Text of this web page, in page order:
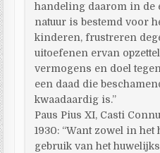
handeling daarom in de
natuur is bestemd voor
kinderen, frustreren
uitoefenen ervan
vermogens en doel
een daad die
kwaadaardig is.”
Paus Pius XI, Casti
1930: “Want zowel in
gebruik van het